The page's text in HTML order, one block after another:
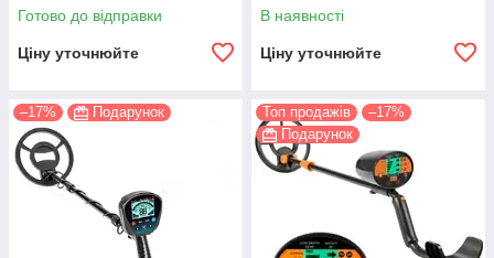
Готово до відправки
Ціну уточнюйте
В наявності
Ціну уточнюйте
–17% Подарунок Топ продажів
–17%
Подарунок